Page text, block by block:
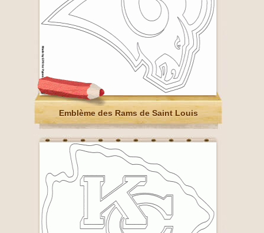
Emblème des Rams de Saint Louis